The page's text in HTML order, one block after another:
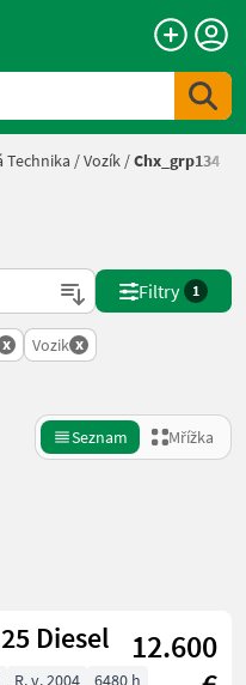
Technika /Vozík /Chx_grp134
Filtry 1
Technika
x Vozik x
Seznam Mřížka
FiltryDiesel
12.600
R. v. 2004
6480 h